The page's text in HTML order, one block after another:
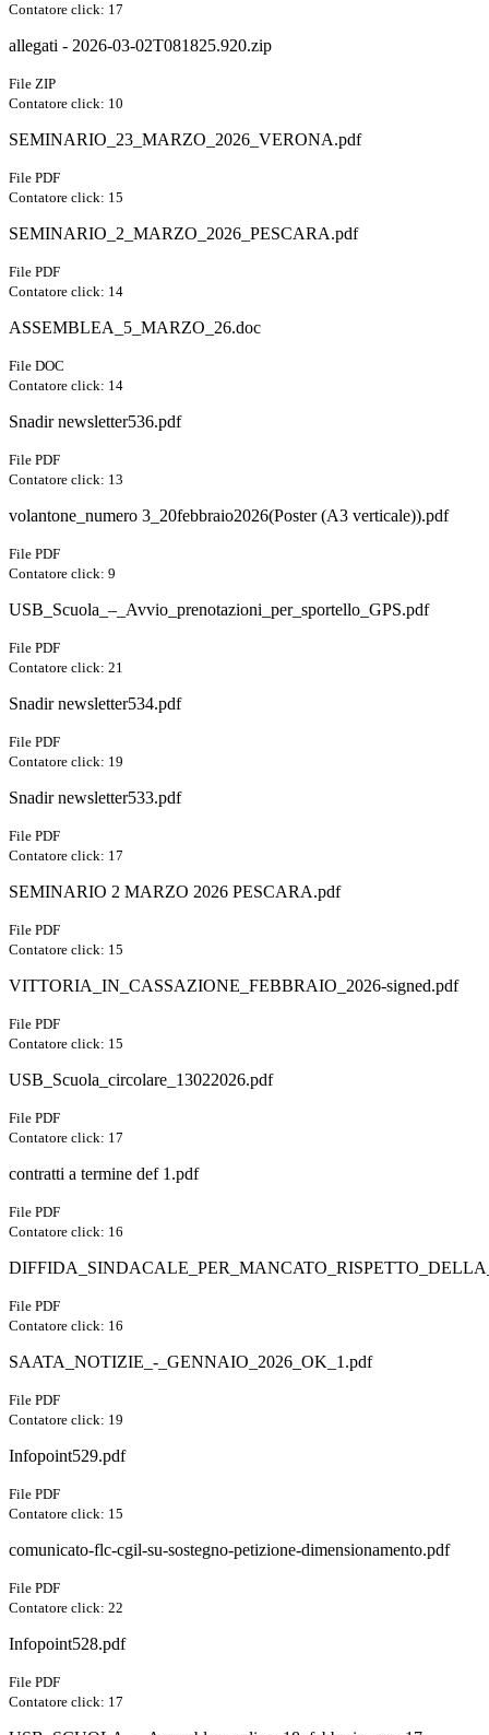
Contatore click: 17
allegati - 2026-03-02T081825.920.zip
File ZIP
Contatore click: 10
SEMINARIO_23_MARZO_2026_VERONA.pdf
File PDF
Contatore click: 15
SEMINARIO_2_MARZO_2026_PESCARA.pdf
File PDF
Contatore click: 14
ASSEMBLEA_5_MARZO_26.doc
File DOC
Contatore click: 14
Snadir newsletter536.pdf
File PDF
Contatore click: 13
volantone_numero 3_20febbraio2026(Poster (A3 verticale)).pdf
File PDF
Contatore click: 9
USB_Scuola_–_Avvio_prenotazioni_per_sportello_GPS.pdf
File PDF
Contatore click: 21
Snadir newsletter534.pdf
File PDF
Contatore click: 19
Snadir newsletter533.pdf
File PDF
Contatore click: 17
SEMINARIO 2 MARZO 2026 PESCARA.pdf
File PDF
Contatore click: 15
VITTORIA_IN_CASSAZIONE_FEBBRAIO_2026-signed.pdf
File PDF
Contatore click: 15
USB_Scuola_circolare_13022026.pdf
File PDF
Contatore click: 17
contratti a termine def 1.pdf
File PDF
Contatore click: 16
File PDF
Contatore click: 16
SAATA_NOTIZIE_-_GENNAIO_2026_OK_1.pdf
File PDF
Contatore click: 19
Infopoint529.pdf
File PDF
Contatore click: 15
comunicato-flc-cgil-su-sostegno-petizione-dimensionamento.pdf
File PDF
Contatore click: 22
Infopoint528.pdf
File PDF
Contatore click: 17